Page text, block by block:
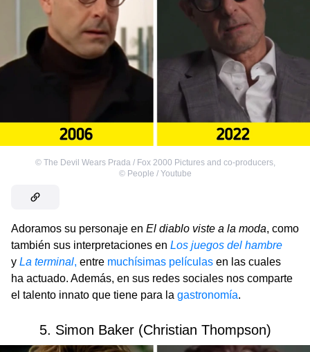
© The Devil Wears Prada / Fox 2000 Pictures and co-producers,
© People / Youtube
Adoramos su personaje en El diablo viste a la moda, como
también sus interpretaciones en Los juegos del hambre
y La terminal, entre muchísimas películas en las cuales
ha actuado. Además, en sus redes sociales nos comparte
el talento innato que tiene para la gastronomía.
5. Simon Baker (Christian Thompson)